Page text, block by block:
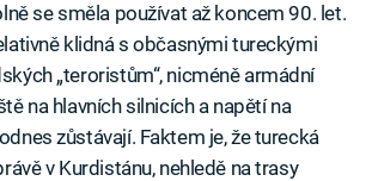
se směla používat až koncem 90. let.
klidná s občasnými tureckými
„teroristům“, nicméně armádní
na hlavních silnicích a napětí na
zůstávají. Faktem je, že turecká
v Kurdistánu, nehledě na trasy